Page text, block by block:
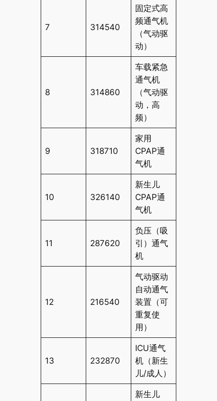
7 314540
固定式高
频通气机
（气动驱
动）
8 314860
车载紧急
通气机
（气动驱
动，高
频）
9 318710
家用
CPAP通
气机
10 326140
新生儿
CPAP通
气机
11 287620
负压（吸
引）通气
机
12 216540
气动驱动
自动通气
装置（可
重复使
用）
13 232870
ICU通气
机（新生
儿/成人）
新生儿